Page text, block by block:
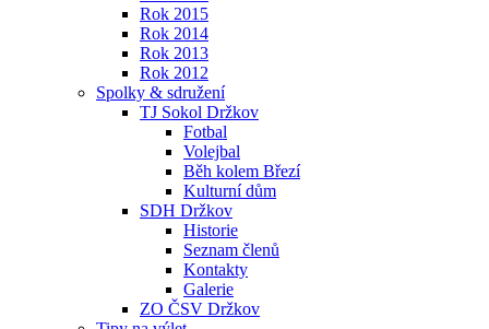
Rok 2015
Rok 2014
Rok 2013
Rok 2012
Spolky & sdružení
TJ Sokol Držkov
Fotbal
Volejbal
Běh kolem Březí
Kulturní dům
SDH Držkov
Historie
Seznam členů
Kontakty
Galerie
ZO ČSV Držkov